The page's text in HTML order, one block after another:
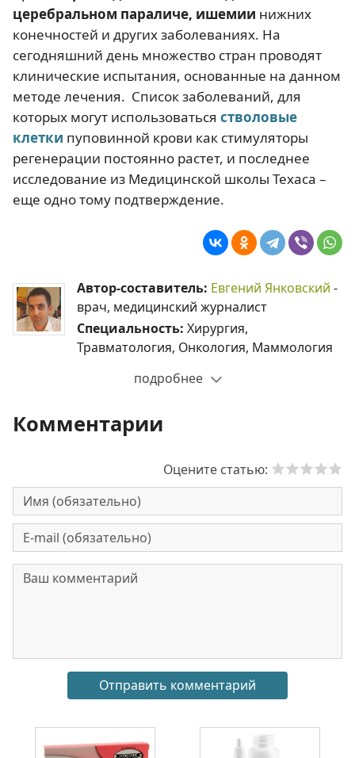
церебральном параличе, ишемии нижних
конечностей и других заболеваниях. На
сегодняшний день множество стран проводят
клинические испытания, основанные на данном
методе лечения. Список заболеваний, для
которых могут использоваться стволовые
клетки пуповинной крови как стимуляторы
регенерации постоянно растет, и последнее
исследование из Медицинской школы Техаса –
еще одно тому подтверждение.
Автор-составитель: Евгений Янковский -
врач, медицинский журналист
Специальность: Хирургия,
Травматология, Онкология, Маммология
подробнее
Комментарии
Оцените статью: